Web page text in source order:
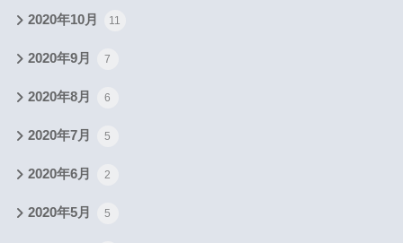
2020年10月 11
2020年9月 7
2020年8月 6
2020年7月 5
2020年6月 2
2020年5月 5